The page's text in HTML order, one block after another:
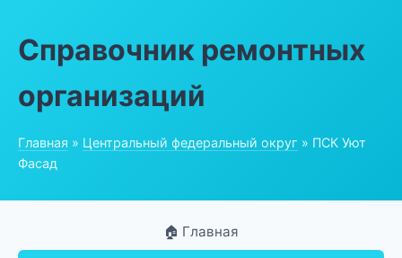
Справочник ремонтных
организаций
Главная » Центральный федеральный округ » ПСК Уют
Фасад
🏠 Главная